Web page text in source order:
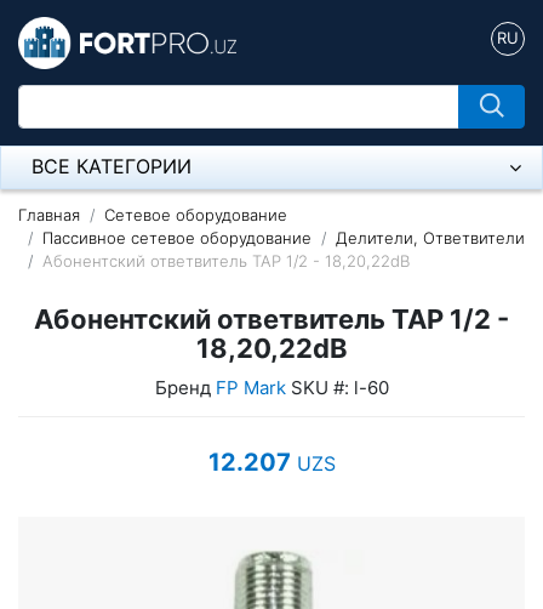
RU
ВСЕ КАТЕГОРИИ
Микрофон
Напольные розетки
Оборудование Mikrotik
Модемы ADSL, Wan/Lan Роутеры, Wi-Fi
Главная
Сетевое оборудование
Пассивное сетевое оборудование
Делители, Ответвители
Абонентский ответвитель ТАР 1/2 - 18,20,22dB
Абонентский ответвитель ТАР 1/2 -
18,20,22dB
Бренд FP Mark SKU #: l-60
12.207 UZS